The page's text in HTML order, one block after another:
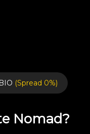
(Spread 0%)
Nomad?